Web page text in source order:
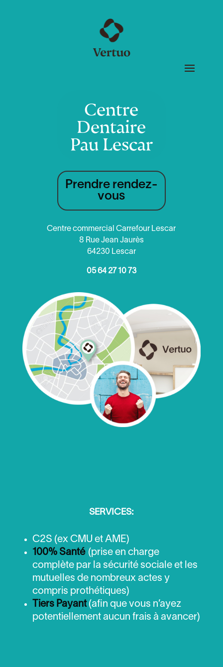
Centre
Dentaire
Pau Lescar
Prendre rendez-
vous
Centre commercial Carrefour Lescar
8 Rue Jean Jaurès
64230 Lescar
05 64 27 10 73
SERVICES:
C2S (ex CMU et AME)
100% Santé (prise en charge
complète par la sécurité sociale et les
mutuelles de nombreux actes y
compris prothétiques)
Tiers Payant(afin que vous n’ayez
potentiellement aucun frais à avancer)